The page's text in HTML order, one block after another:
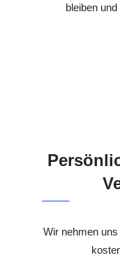
bleiben
Wir nehmen